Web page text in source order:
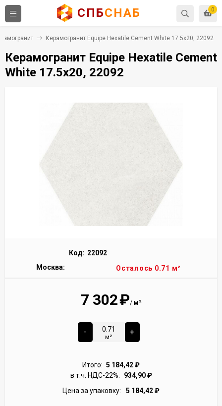
0
СПБСНАБ
Керамогранит Equipe Hexatile Cement White 17.5x20, 22092
Керамогранит Equipe Hexatile Cement
White 17.5x20, 22092
Код: 22092
Москва:
Осталось 0.71 м²
7 302₽/ м²
-
м²
+
Итого: 5 184,42₽
в т.ч. НДС-22%:
934,90₽
Цена за упаковку:
5 184,42₽